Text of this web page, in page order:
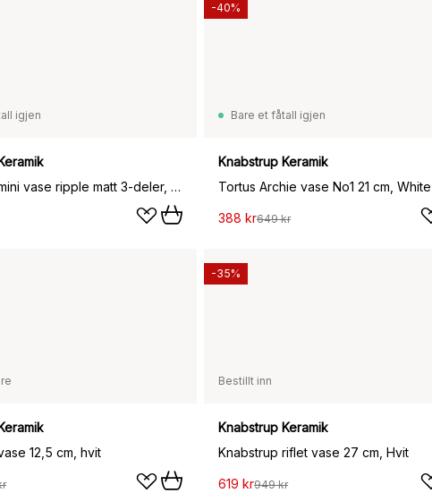
igjen
Knabstrup mini vase ripple matt 3-deler, Misty green-celadon green-dark green
Bare et fåtall igjen
Knabstrup Keramik
Tortus Archie vase No1 21 cm, White
388 kr649 kr
-40%
12,5 cm, hvit
Bestillt inn
Knabstrup Keramik
Knabstrup riflet vase 27 cm, Hvit
619 kr949 kr
-35%